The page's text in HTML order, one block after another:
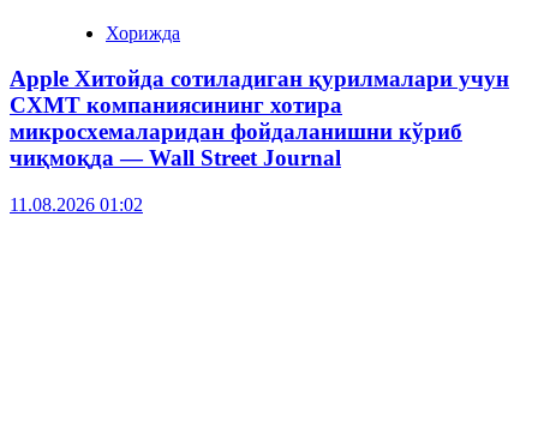
Хорижда
Apple Хитойда сотиладиган қурилмалари учун
CXMT компаниясининг хотира
микросхемаларидан фойдаланишни кўриб
чиқмоқда — Wall Street Journal
11.08.2026 01:02